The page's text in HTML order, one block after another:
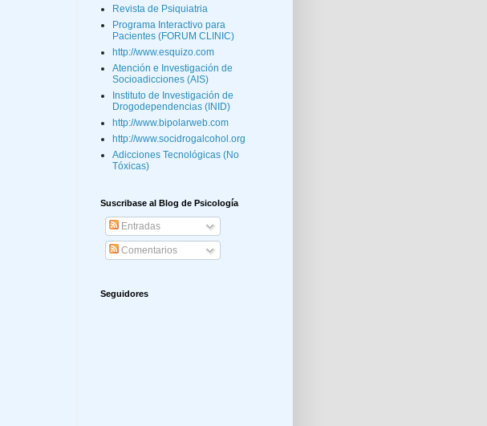
Revista de Psiquiatria
Programa Interactivo para
Pacientes (FORUM CLINIC)
http://www.esquizo.com
Atención e Investigación de
Socioadicciones (AIS)
Instituto de Investigación de
Drogodependencias (INID)
http://www.bipolarweb.com
http://www.socidrogalcohol.org
Adicciones Tecnológicas (No
Tóxicas)
Suscribase al Blog de Psicología
Entradas
Comentarios
Seguidores